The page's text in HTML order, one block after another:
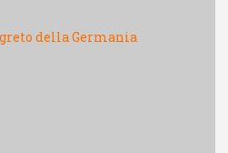
della Germania